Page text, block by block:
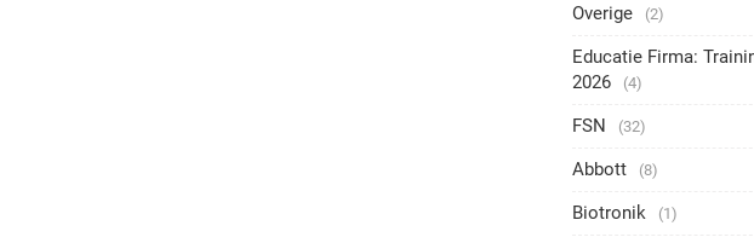
Overige (2)
Educatie Firma:
2026
(4)
FSN (32)
Abbott (8)
Biotronik (1)